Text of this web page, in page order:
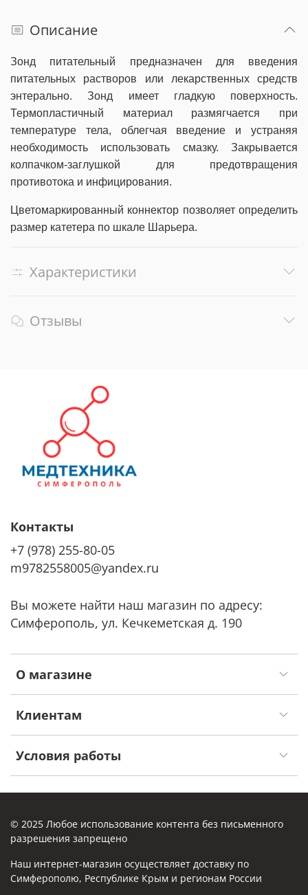
Описание
Зонд питательный предназначен для введения
питательных растворов или лекарственных средств
энтерально. Зонд имеет гладкую поверхность.
Термопластичный материал размягчается при
температуре тела, облегчая введение и устраняя
необходимость использовать смазку. Закрывается
колпачком-заглушкой для предотвращения
противотока и инфицирования.
Цветомаркированный коннектор позволяет определить
размер катетера по шкале Шарьера.
Характеристики
Отзывы
О магазине
Клиентам
Условия работы
Контакты
+7 (978) 255-80-05
m9782558005@yandex.ru
Вы можете найти наш магазин по адресу:
Симферополь, ул. Кечкеметская д. 190
© 2025 Любое использование контента без письменного
разрешения запрещено
Наш интернет-магазин осуществляет доставку по
Симферополю, Республике Крым и регионам России